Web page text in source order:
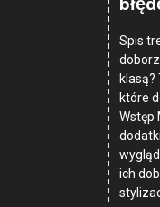
Spis
które
Wstęp
ich